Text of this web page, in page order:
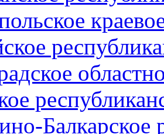
Балкарское